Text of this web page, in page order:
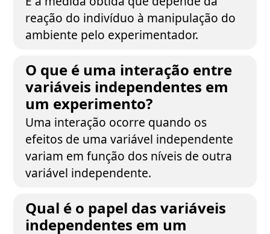
reação do indivíduo à manipulação do
ambiente pelo experimentador.
O que é uma interação entre
variáveis independentes em
um experimento?
Uma interação ocorre quando os
efeitos de uma variável independente
variam em função dos níveis de outra
variável independente.
Qual é o papel das variáveis
independentes em um